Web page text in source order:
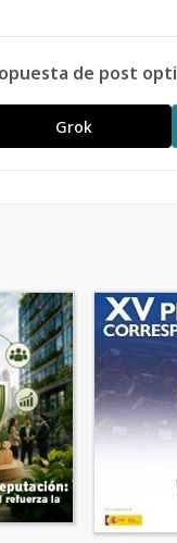
de post
Grok